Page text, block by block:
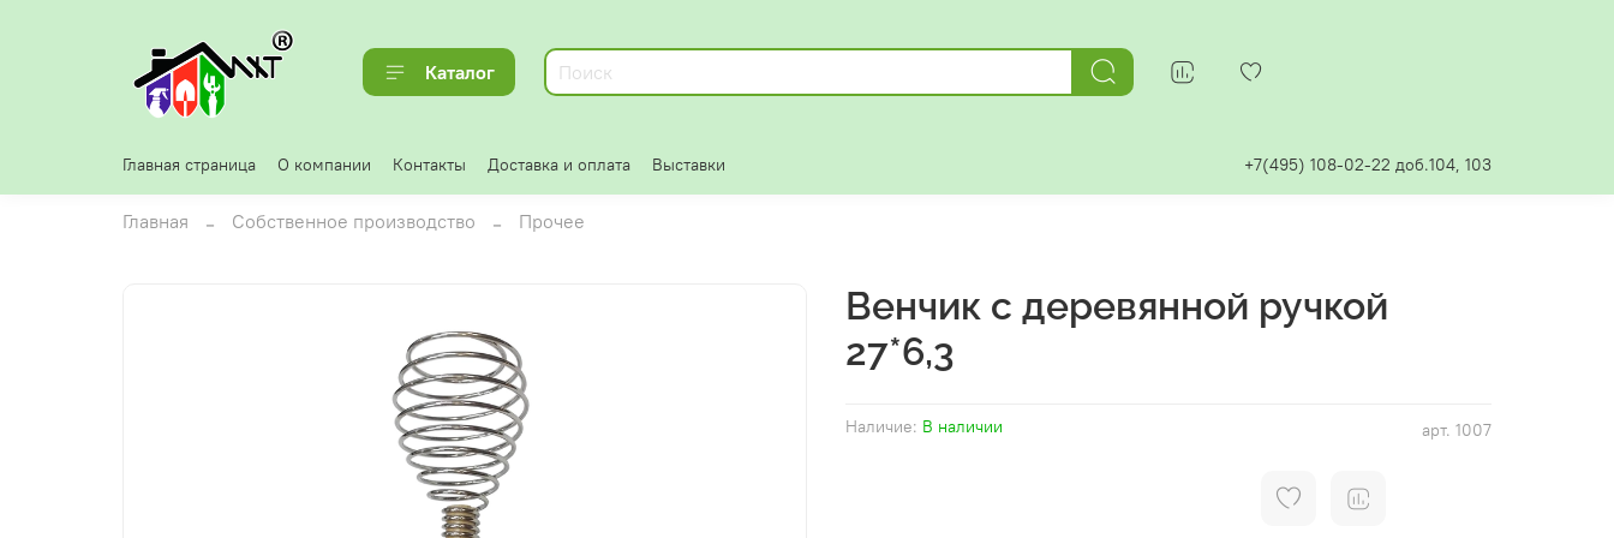
Каталог
Главная страница О компании Контакты Доставка и оплата Выставки +7(495) 108-02-22 доб.104, 103
Главная Собственное производство Прочее
арт. 1007
Наличие: В наличии
Венчик с деревянной ручкой
27*6,3